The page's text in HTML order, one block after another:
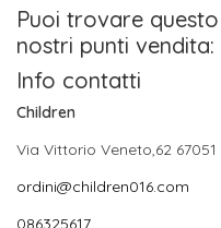
Puoi trovare
nostri punti vendita:
Info contatti
Children
Via Vittorio Veneto,62
ordini@children016.com
086325617